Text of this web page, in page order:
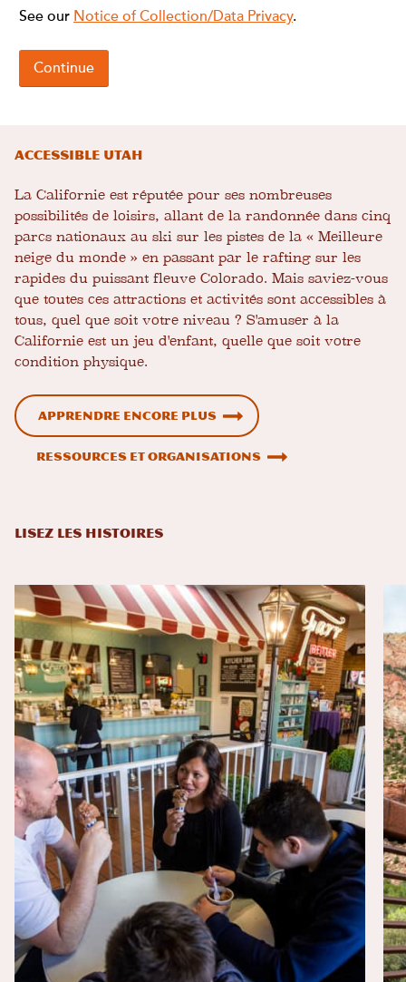
Accessible Utah
La Californie est réputée pour ses nombreuses
possibilités de loisirs, allant de la randonnée dans cinq
parcs nationaux au ski sur les pistes de la « Meilleure
neige du monde » en passant par le rafting sur les
rapides du puissant fleuve Colorado. Mais saviez-vous
que toutes ces attractions et activités sont accessibles à
tous, quel que soit votre niveau ? S'amuser à la
Californie est un jeu d'enfant, quelle que soit votre
condition physique.
Apprendre encore plus
Ressources et organisations
LISEZ LES HISTOIRES